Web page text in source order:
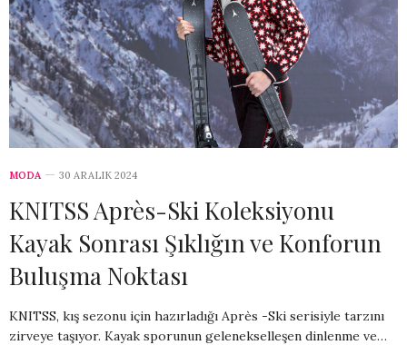
MODA 30 ARALIK 2024
KNITSS Après-Ski Koleksiyonu
Kayak Sonrası Şıklığın ve Konforun
Buluşma Noktası
KNITSS, kış sezonu için hazırladığı Après -Ski serisiyle tarzını
zirveye taşıyor. Kayak sporunun gelenekselleşen dinlenme ve…